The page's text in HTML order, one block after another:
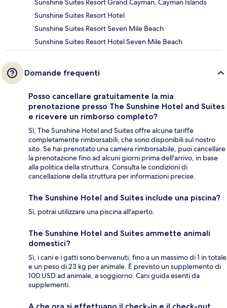
Sunshine Suites Resort Grand Cayman, Cayman Islands
Sunshine Suites Resort Hotel
Sunshine Suites Resort Seven Mile Beach
Sunshine Suites Resort Hotel Seven Mile Beach
Domande frequenti
Posso cancellare gratuitamente la mia
prenotazione presso The Sunshine Hotel and Suites
e ricevere un rimborso completo?
Sì, The Sunshine Hotel and Suites offre alcune tariffe
completamente rimborsabili, che sono disponibili sul nostro
sito. Se hai prenotato una camera rimborsabile, puoi cancellare
la prenotazione fino ad alcuni giorni prima dell'arrivo, in base
alla politica della struttura. Consulta le condizioni di
cancellazione della struttura per informazioni precise.
The Sunshine Hotel and Suites include una piscina?
Sì, potrai utilizzare una piscina all'aperto.
The Sunshine Hotel and Suites ammette animali
domestici?
Sì, i cani e i gatti sono benvenuti, fino a un massimo di 1 in totale
e un peso di 23 kg per animale. È previsto un supplemento di
100 USD ad animale, a soggiorno. Cani guida esenti da
supplementi.